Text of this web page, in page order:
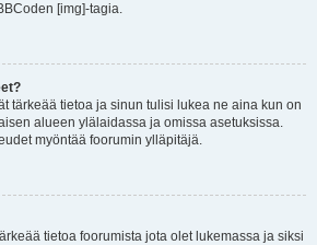
[img]-tagia.
tärkeää tietoa ja sinun tulisi lukea ne aina kun on
alueen ylälaidassa ja omissa asetuksissa.
myöntää foorumin ylläpitäjä.
tietoa foorumista jota olet lukemassa ja siksi